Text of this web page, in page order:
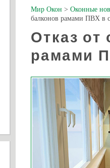
Мир Окон > Оконные
балконов рамами ПВХ в
Отказ от
рамами